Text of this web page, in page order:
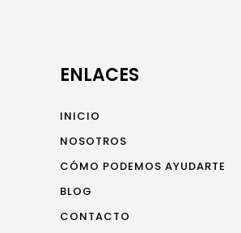
ENLACES
INICIO
NOSOTROS
CÓMO PODEMOS AYUDARTE
BLOG
CONTACTO